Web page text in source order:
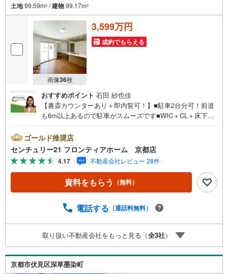
土地99.59m2 /建物99.17m2
画像36枚
3,599万円
成約でもらえる
おすすめポイント 石田 紗也佳
【書斎カウンターあり＋即内覧可！】■駐車2台分可！前道
も6m以上あるので駐車がスムーズです■WIC＋CL＋床下収
光で明るい空間です 特徴・浴室暖房乾燥機がついて雨の日
にも心強い設備です。・キッチンには食器洗浄乾燥機がつ
いて家事の負担を減らせます。・スーパーまで徒歩10分圏
内でお買い物にも気軽な距離です。 立地・羽束師小学校ま
で徒歩約14分・神川中学校まで徒歩約11分 弊社が選ばれる
理由 1.お金の扱い方のプロ、ファイナンシャルプランナー
却専門チームあり！3.たくさんの銀行と繋がりがあるた
し後に必要になったお家のリフォームも弊社のリフォーム
プランナーがご提案！5.定期的にご連絡を繋ぎ、有事の際
に迅速にサポートいたします弊社は専門家同士が連携をと
っているため、より多くの知見がございます。お気軽にお
問合せください！
ゴールド推奨店
センチュリー21 フロンティアホーム 京都店
4.17 不動産会社レビュー 28件
資料をもらう （無料）
電話する （通話料無料）
取り扱い不動産会社をもっと見る（全3社）
京都市伏見区深草墨染町